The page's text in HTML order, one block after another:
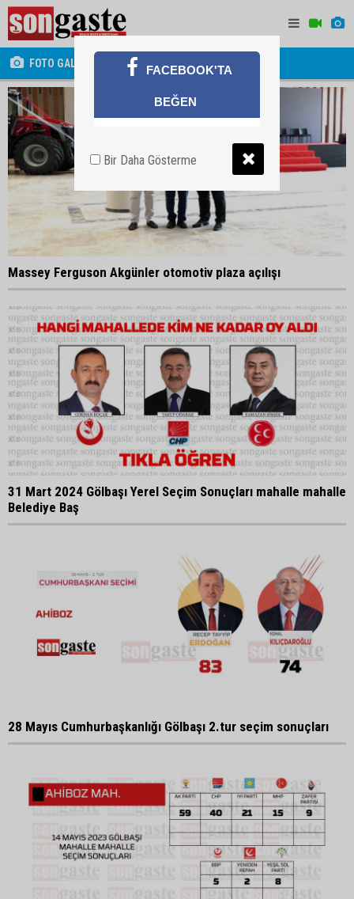
FOTO GALERİ
Massey Ferguson Akgünler otomotiv plaza açılışı
31 Mart 2024 Gölbaşı Yerel Seçim Sonuçları mahalle mahalle
Belediye Baş
28 Mayıs Cumhurbaşkanlığı Gölbaşı 2.tur seçim sonuçları
FACEBOOK'TA
BEĞEN
Bir Daha Gösterme